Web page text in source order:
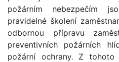
požárním nebezpečím
pravidelné školení
odbornou přípravu
preventivních požárních
požární ochrany. Z